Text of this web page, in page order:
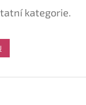
kategorie.